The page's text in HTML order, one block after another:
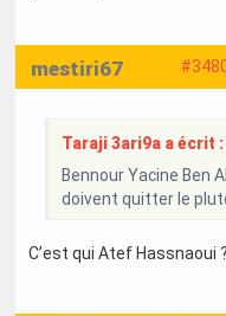
mestiri67
Taraji 3ari9a a écrit :
Bennour Yacine Ben
doivent quitter le
C’est qui Atef Hassnaoui ?